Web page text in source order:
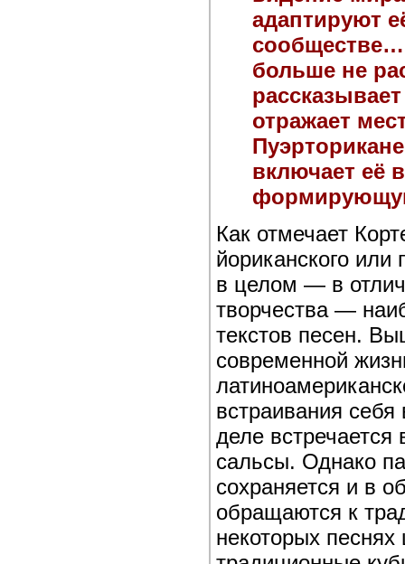
адаптируют
больше не
отражает
включает её
Как отмечает
йориканского или
в целом — в
творчества —
текстов песен.
современной
встраивания
деле
сальсы. Однако
сохраняется и в
обращаются к
некоторых